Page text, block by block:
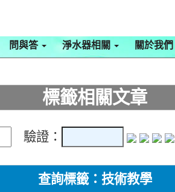
問與答 淨水器相關 關於我們
標籤相關文章
驗證：
查詢標籤：技術教學